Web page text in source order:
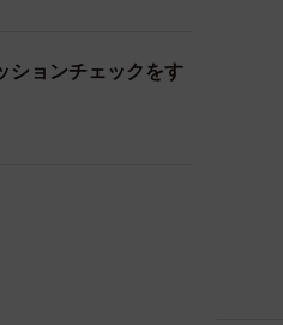
し、無事にママの
かりに、押してくれ
ションチェックをす